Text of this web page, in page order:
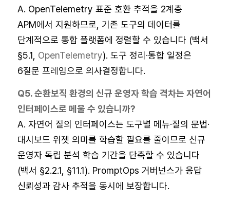
A. OpenTelemetry 표준 호환 추적을 2계층
APM에서 지원하므로, 기존 도구의 데이터를
단계적으로 통합 플랫폼에 정렬할 수 있습니다 (백서
§5.1, OpenTelemetry). 도구 정리·통합 일정은
6질문 프레임으로 의사결정합니다.
Q5. 순환보직 환경의 신규 운영자 학습 격차는 자연어
인터페이스로 메울 수 있습니까?
A. 자연어 질의 인터페이스는 도구별 메뉴·질의 문법·
대시보드 위젯 의미를 학습할 필요를 줄이므로 신규
운영자 독립 분석 학습 기간을 단축할 수 있습니다
(백서 §2.2.1, §11.1). PromptOps 거버넌스가 응답
신뢰성과 감사 추적을 동시에 보장합니다.